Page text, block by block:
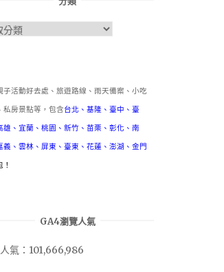
子活動好去處、旅遊路線、雨天備案、小吃
私房景點等，包含台北 、 基隆 、 臺中 、 臺
雄 、 宜蘭 、 桃園 、 新竹 、 苗栗 、 彰化 、 南
義 、 雲林 、 屏東 、 臺東 、 花蓮 、 澎湖 、 金門
GA4瀏覽人氣
氣：101,666,986